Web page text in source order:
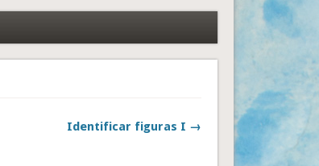
Identificar figuras I →